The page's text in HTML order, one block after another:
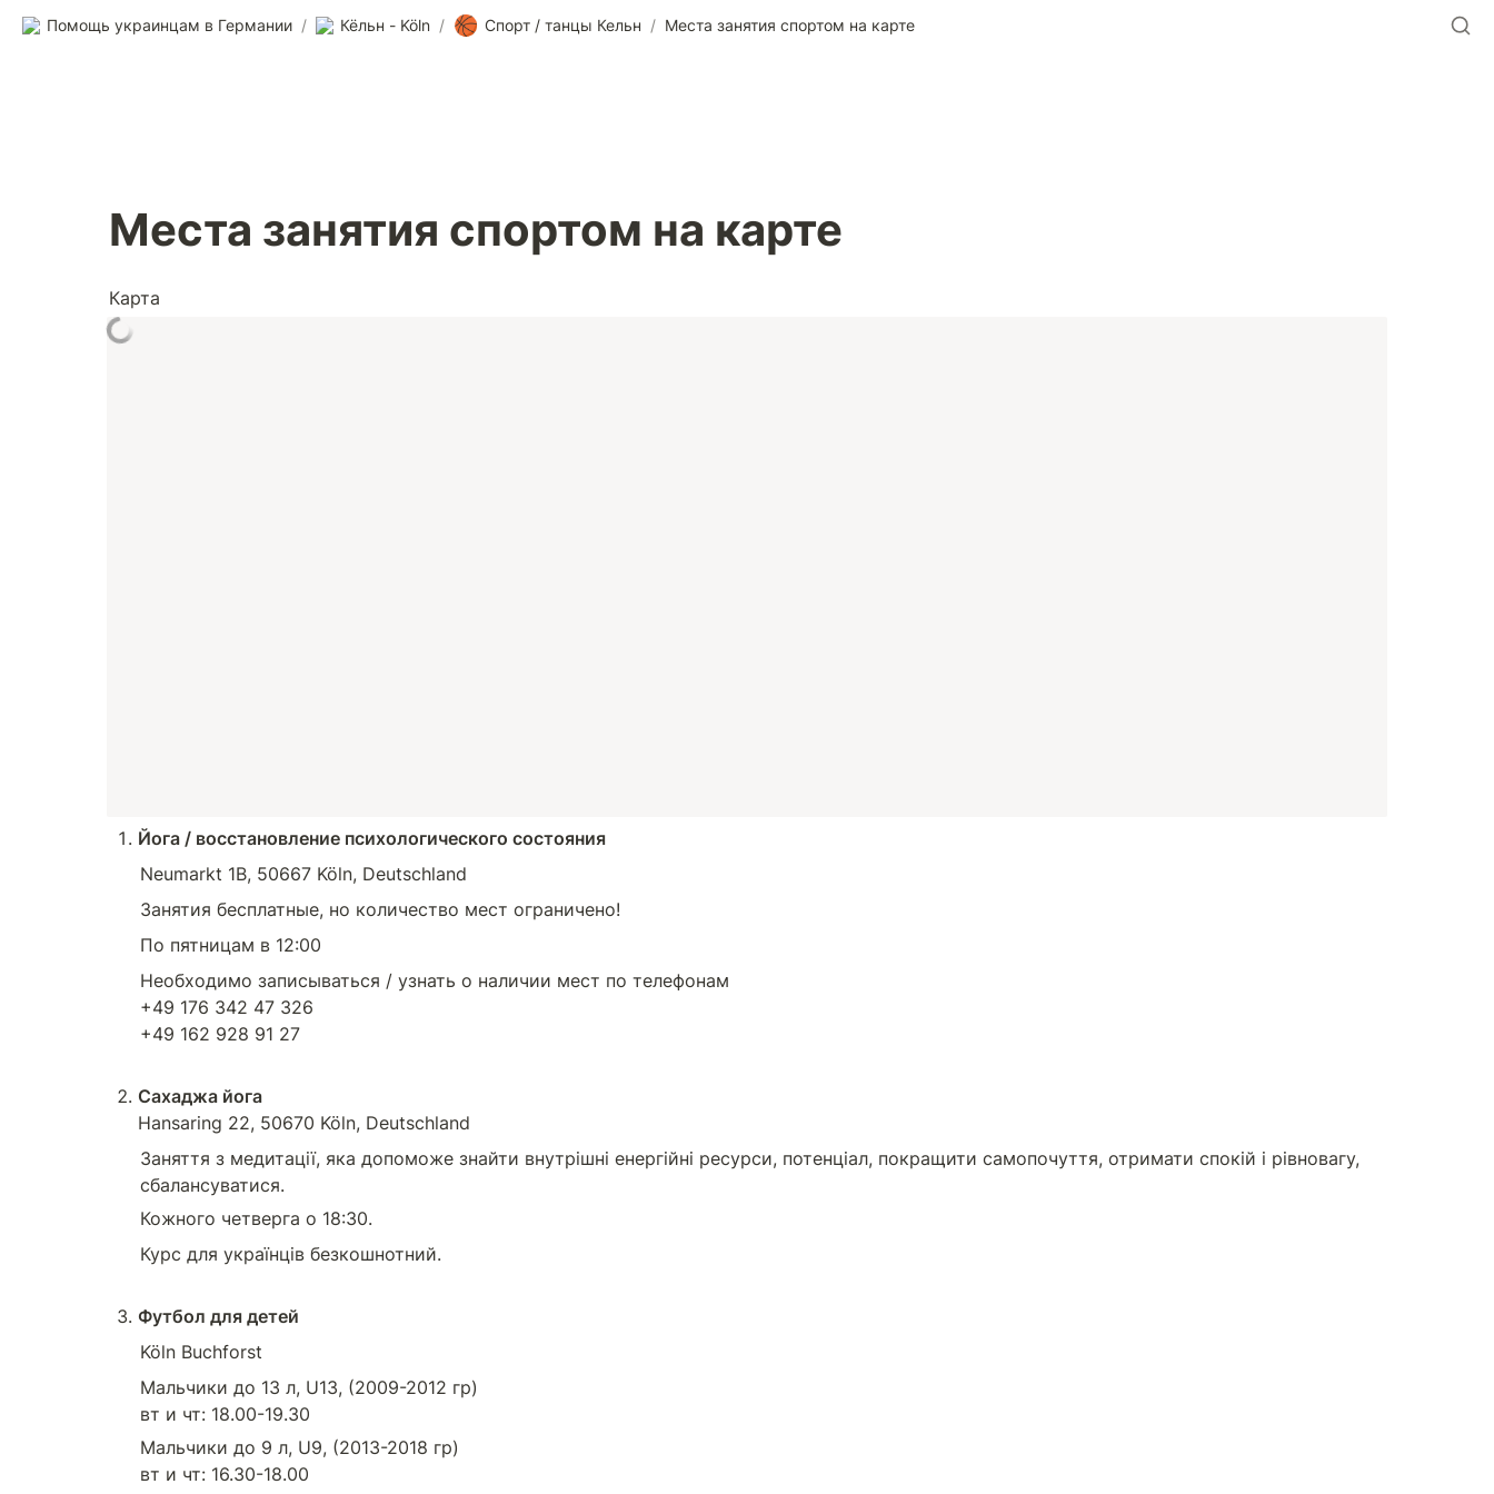
Помощь украинцам в Германии / Кёльн - Köln / 🏀 Спорт / танцы Кельн / Места занятия спортом на карте
Места занятия спортом на карте
Карта
Йога / восстановление психологического состояния
Neumarkt 1B, 50667 Köln, Deutschland
Занятия бесплатные, но количество мест ограничено!
По пятницам в 12:00
Необходимо записываться / узнать о наличии мест по телефонам
+49 176 342 47 326
+49 162 928 91 27
Hansaring 22, 50670 Köln, Deutschland
Заняття з медитації, яка допоможе знайти внутрішні енергійні ресурси, потенціал, покращити самопочуття, отримати спокій і рівновагу,
сбалансуватися.
Кожного четверга о 18:30.
Курс для українців безкошнотний.
Футбол для детей
Köln Buchforst
Мальчики до 13 л, U13, (2009-2012 гр)
вт и чт: 18.00-19.30
Мальчики до 9 л, U9, (2013-2018 гр)
вт и чт: 16.30-18.00